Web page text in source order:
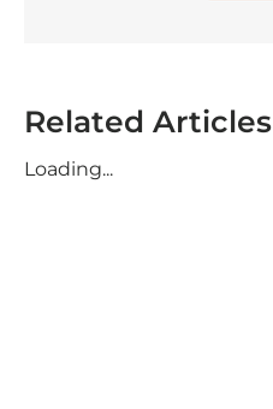
Related Articles
Loading...